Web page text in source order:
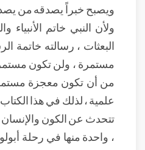
ويصبح خبراً يصدقه من
ولأن النبي خاتم الأنبياء
البعثات ، رسالته خاتمة
مستمرة ، ولن تكون
من أن تكون معجزة
علمية ، لذلك في هذا
تتحدث عن الكون والإنسان
، واحدة منها في رحلة